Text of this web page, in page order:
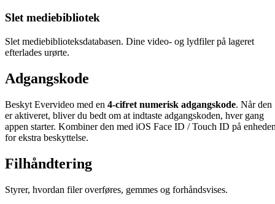
Slet mediebibliotek
Slet mediebiblioteksdatabasen. Dine video- og lydfiler på lageret
efterlades urørte.
Adgangskode
Beskyt Evervideo med en 4-cifret numerisk adgangskode. Når den
er aktiveret, bliver du bedt om at indtaste adgangskoden, hver gang
appen starter. Kombiner den med iOS Face ID / Touch ID på
for ekstra beskyttelse.
Filhåndtering
Styrer, hvordan filer overføres, gemmes og forhåndsvises.